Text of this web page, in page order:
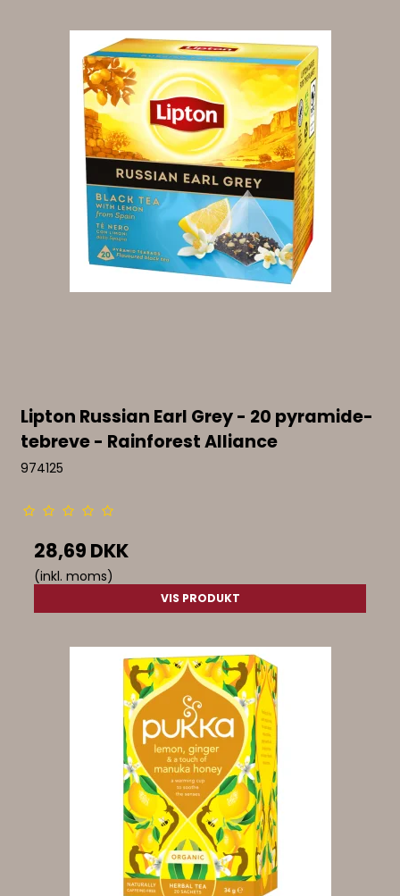
Lipton Russian Earl Grey - 20 pyramide-
tebreve - Rainforest Alliance
974125
28,69 DKK
(inkl. moms)
VIS PRODUKT